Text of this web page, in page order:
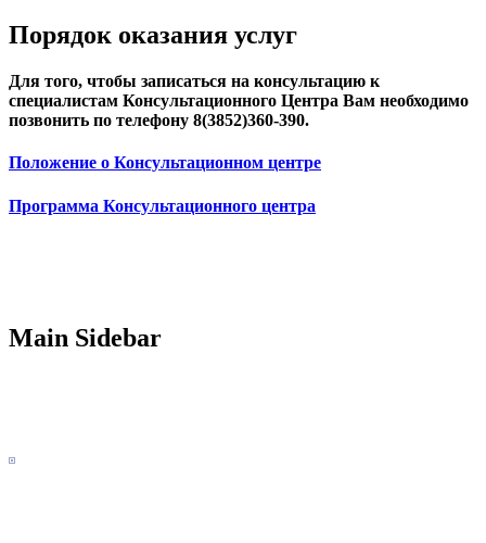
Порядок оказания услуг
Для того, чтобы записаться на консультацию к
специалистам Консультационного Центра Вам необходимо
позвонить по телефону 8(3852)360-390.
Положение о Консультационном центре
Программа Консультационного центра
Main Sidebar